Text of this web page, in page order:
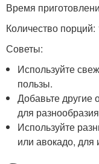
Время
Количество порций:
Советы:
Используйте
пользы.
Добавьте другие
для
Используйте
или авокадо, для